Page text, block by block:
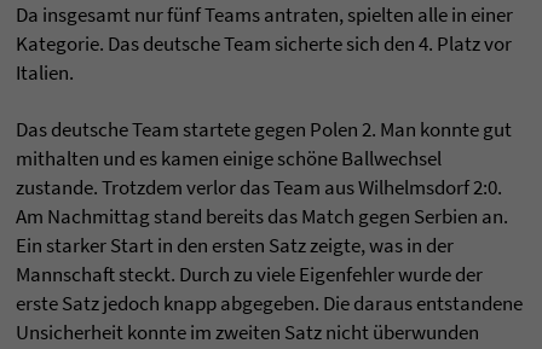
Da insgesamt nur fünf Teams antraten, spielten alle in einer
Kategorie. Das deutsche Team sicherte sich den 4. Platz vor
Italien.
Das deutsche Team startete gegen Polen 2. Man konnte gut
mithalten und es kamen einige schöne Ballwechsel
zustande. Trotzdem verlor das Team aus Wilhelmsdorf 2:0.
Am Nachmittag stand bereits das Match gegen Serbien an.
Ein starker Start in den ersten Satz zeigte, was in der
Mannschaft steckt. Durch zu viele Eigenfehler wurde der
erste Satz jedoch knapp abgegeben. Die daraus entstandene
Unsicherheit konnte im zweiten Satz nicht überwunden